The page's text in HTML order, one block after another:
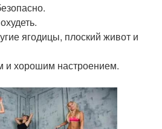
ягодицы, плоский живот и
и хорошим настроением.